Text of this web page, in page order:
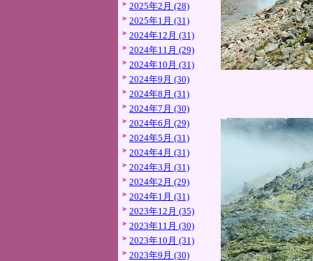
2025年2月 (28)
2025年1月 (31)
2024年12月 (31)
2024年11月 (29)
2024年10月 (31)
2024年9月 (30)
2024年8月 (31)
2024年7月 (30)
2024年6月 (29)
2024年5月 (31)
2024年4月 (31)
2024年3月 (31)
2024年2月 (29)
2024年1月 (31)
2023年12月 (35)
2023年11月 (30)
2023年10月 (31)
2023年9月 (30)